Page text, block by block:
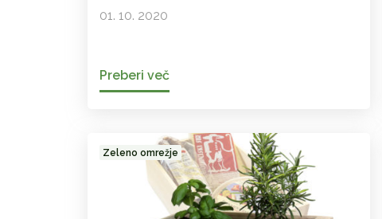
01. 10. 2020
Preberi več
Zeleno omrežje